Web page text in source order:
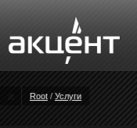
Root / Услуги